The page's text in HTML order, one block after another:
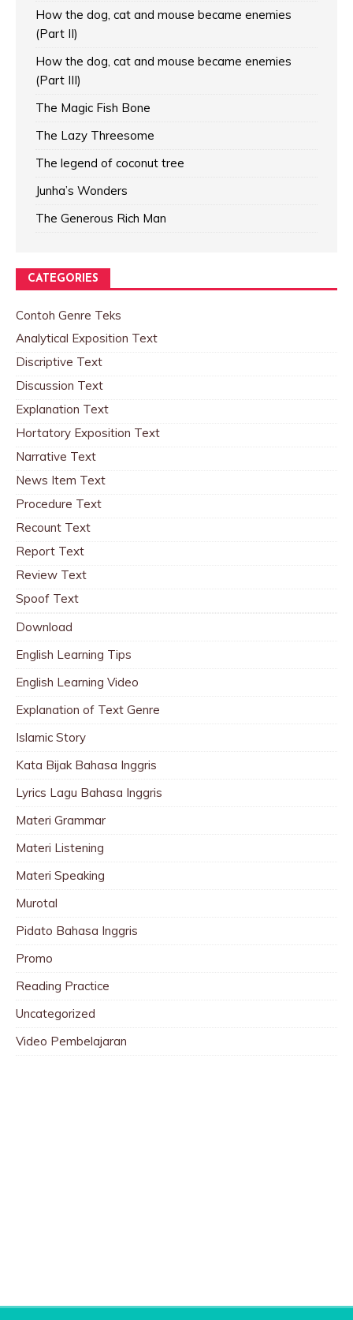
How the dog, cat and mouse became enemies
(Part II)
How the dog, cat and mouse became enemies
(Part III)
The Magic Fish Bone
The Lazy Threesome
The legend of coconut tree
Junha’s Wonders
The Generous Rich Man
CATEGORIES
Contoh Genre Teks
Analytical Exposition Text
Discriptive Text
Discussion Text
Explanation Text
Hortatory Exposition Text
Narrative Text
News Item Text
Procedure Text
Recount Text
Report Text
Review Text
Spoof Text
Download
English Learning Tips
English Learning Video
Explanation of Text Genre
Islamic Story
Kata Bijak Bahasa Inggris
Lyrics Lagu Bahasa Inggris
Materi Grammar
Materi Listening
Materi Speaking
Murotal
Pidato Bahasa Inggris
Promo
Reading Practice
Uncategorized
Video Pembelajaran